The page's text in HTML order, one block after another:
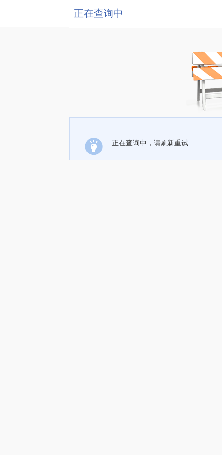
正在查询中
正在查询中，请刷新重试